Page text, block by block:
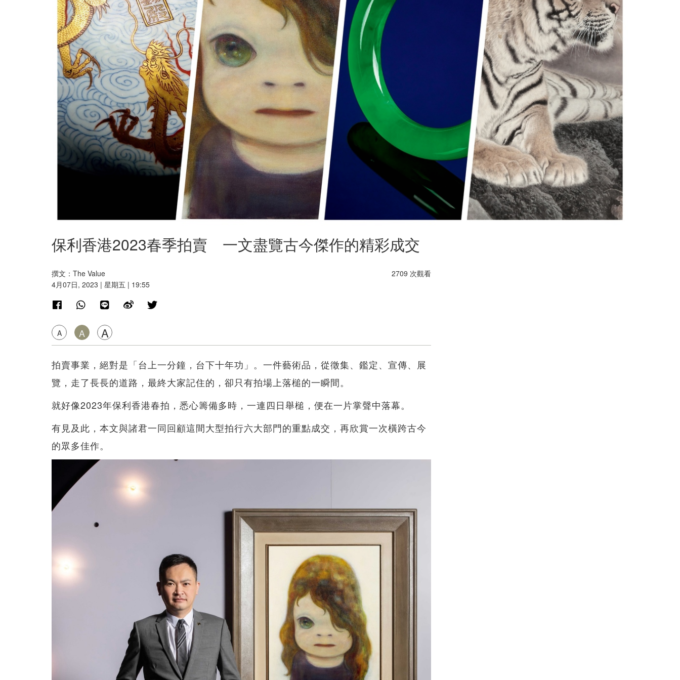
保利香港2023春季拍賣 一文盡覽古今傑作的精彩成交
撰文：The Value
4月07日, 2023 | 星期五 | 19:55
A A A
2709 次觀看
拍賣事業，絕對是「台上一分鐘，台下十年功」。一件藝術品，從徵集、鑑定、宣傳、展
覽，走了長長的道路，最終大家記住的，卻只有拍場上落槌的一瞬間。
就好像2023年保利香港春拍，悉心籌備多時，一連四日舉槌，便在一片掌聲中落幕。
有見及此，本文與諸君一同回顧這間大型拍行六大部門的重點成交，再欣賞一次橫跨古今
的眾多佳作。